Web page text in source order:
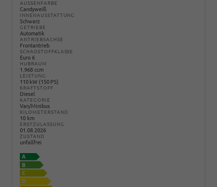
AUSSENFARBE
Candyweiß
INNENAUSSTATTUNG
Schwarz
GETRIEBE
Automatik
ANTRIEBSACHSE
Frontantrieb
SCHADSTOFFKLASSE
Euro 6
HUBRAUM
1.968 ccm
LEISTUNG
110 kW (150 PS)
KRAFTSTOFF
Diesel
KATEGORIE
Van/Minibus
KILOMETERSTAND
10 km
ERSTZULASSUNG
01.08.2026
ZUSTAND
unfallfrei